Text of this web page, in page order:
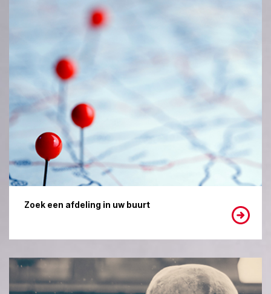
Zoek een afdeling in uw buurt